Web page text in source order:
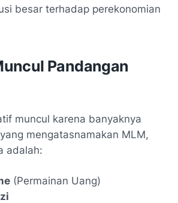
besar terhadap perekonomian
Pandangan
muncul karena banyaknya
yang mengatasnamakan MLM,
adalah:
(Permainan Uang)